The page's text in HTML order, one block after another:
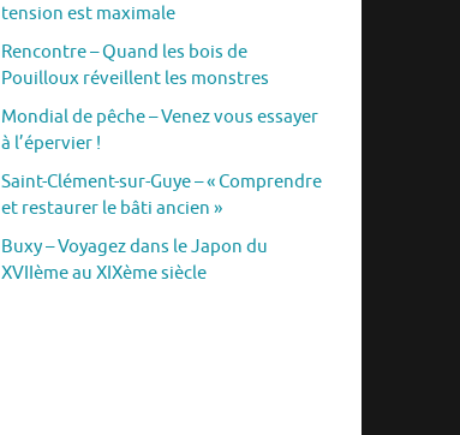
tension est maximale
Rencontre – Quand les bois de
Pouilloux réveillent les monstres
Mondial de pêche – Venez vous essayer
à l’épervier !
Saint-Clément-sur-Guye – « Comprendre
et restaurer le bâti ancien »
Buxy – Voyagez dans le Japon du
XVIIème au XIXème siècle